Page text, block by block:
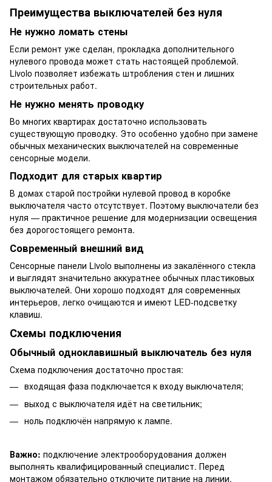
Преимущества выключателей без нуля
Не нужно ломать стены
Если ремонт уже сделан, прокладка дополнительного
нулевого провода может стать настоящей проблемой.
Livolo позволяет избежать штробления стен и лишних
строительных работ.
Не нужно менять проводку
Во многих квартирах достаточно использовать
существующую проводку. Это особенно удобно при замене
обычных механических выключателей на современные
сенсорные модели.
Подходит для старых квартир
В домах старой постройки нулевой провод в коробке
выключателя часто отсутствует. Поэтому выключатели без
нуля — практичное решение для модернизации освещения
без дорогостоящего ремонта.
Современный внешний вид
Сенсорные панели Livolo выполнены из закалённого стекла
и выглядят значительно аккуратнее обычных пластиковых
выключателей. Они хорошо подходят для современных
интерьеров, легко очищаются и имеют LED-подсветку
клавиш.
Схемы подключения
Обычный одноклавишный выключатель без нуля
Схема подключения достаточно простая:
входящая фаза подключается к входу выключателя;
выход с выключателя идёт на светильник;
ноль подключён напрямую к лампе.
Важно: подключение электрооборудования должен
выполнять квалифицированный специалист. Перед
монтажом обязательно отключите питание на линии.